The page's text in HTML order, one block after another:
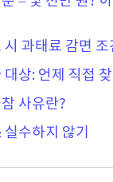
시 과태료 감면 조
대상: 언제 직접
사유란?
수하지 않기